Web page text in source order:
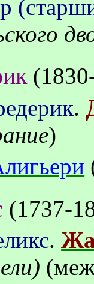
.
)
(1737-
.
) (